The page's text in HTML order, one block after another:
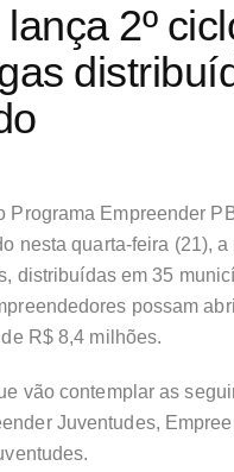
2º
Programa Empreender
nesta quarta-feira (21),
distribuídas em 35
possam
R$ 8,4 milhões.
vão contemplar as
Juventudes,